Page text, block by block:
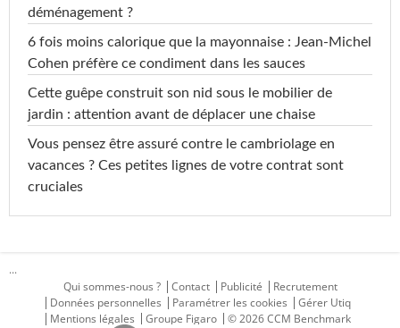
déménagement ?
6 fois moins calorique que la mayonnaise : Jean-Michel
Cohen préfère ce condiment dans les sauces
Cette guêpe construit son nid sous le mobilier de
jardin : attention avant de déplacer une chaise
Vous pensez être assuré contre le cambriolage en
vacances ? Ces petites lignes de votre contrat sont
cruciales
...
Qui sommes-nous ?
Contact Publicité
Recrutement
Données personnelles
Paramétrer les cookies
Gérer Utiq
Mentions légales
Groupe Figaro © 2026 CCM Benchmark